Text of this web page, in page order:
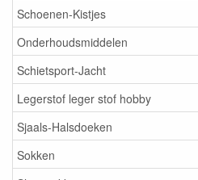
Schoenen-Kistjes
Onderhoudsmiddelen
Schietsport-Jacht
Legerstof leger stof hobby
Sjaals-Halsdoeken
Sokken